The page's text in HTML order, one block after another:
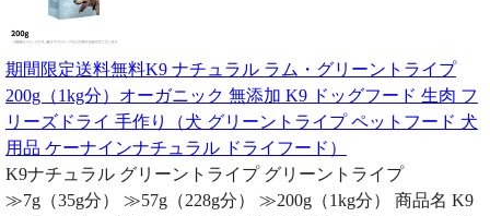
期間限定送料無料K9 ナチュラル ラム・グリーントライプ
200g（1kg分）オーガニック 無添加 K9 ドッグフード 生肉 フ
リーズドライ 手作り（犬 グリーントライプ ペットフード 犬
用品 ケーナインナチュラル ドライフード）
K9ナチュラル グリーントライプ グリーントライプ
≫7g（35g分） ≫57g（228g分） ≫200g（1kg分） 商品名 K9